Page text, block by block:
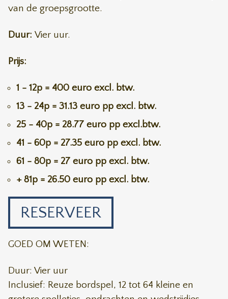
van de groepsgrootte.
Duur: Vier uur.
Prijs:
1 - 12p = 400 euro excl. btw.
13 - 24p = 31.13 euro pp excl. btw.
25 - 40p = 28.77 euro pp excl.btw.
41 - 60p = 27.35 euro pp excl. btw.
61 - 80p = 27 euro pp excl. btw.
+ 81p = 26.50 euro pp excl. btw.
RESERVEER
GOED OM WETEN:
Duur: Vier uur
Inclusief: Reuze bordspel, 12 tot 64 kleine en